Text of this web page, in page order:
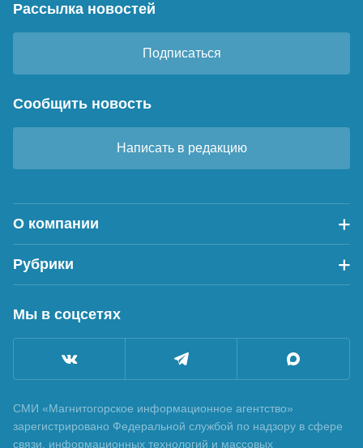
Рассылка новостей
Подписаться
Сообщить новость
Написать в редакцию
О компании
Рубрики
Мы в соцсетях
СМИ «Магнитогорское информационное агентство»
зарегистрировано Федеральной службой по надзору в сфере
связи, информационных технологий и массовых